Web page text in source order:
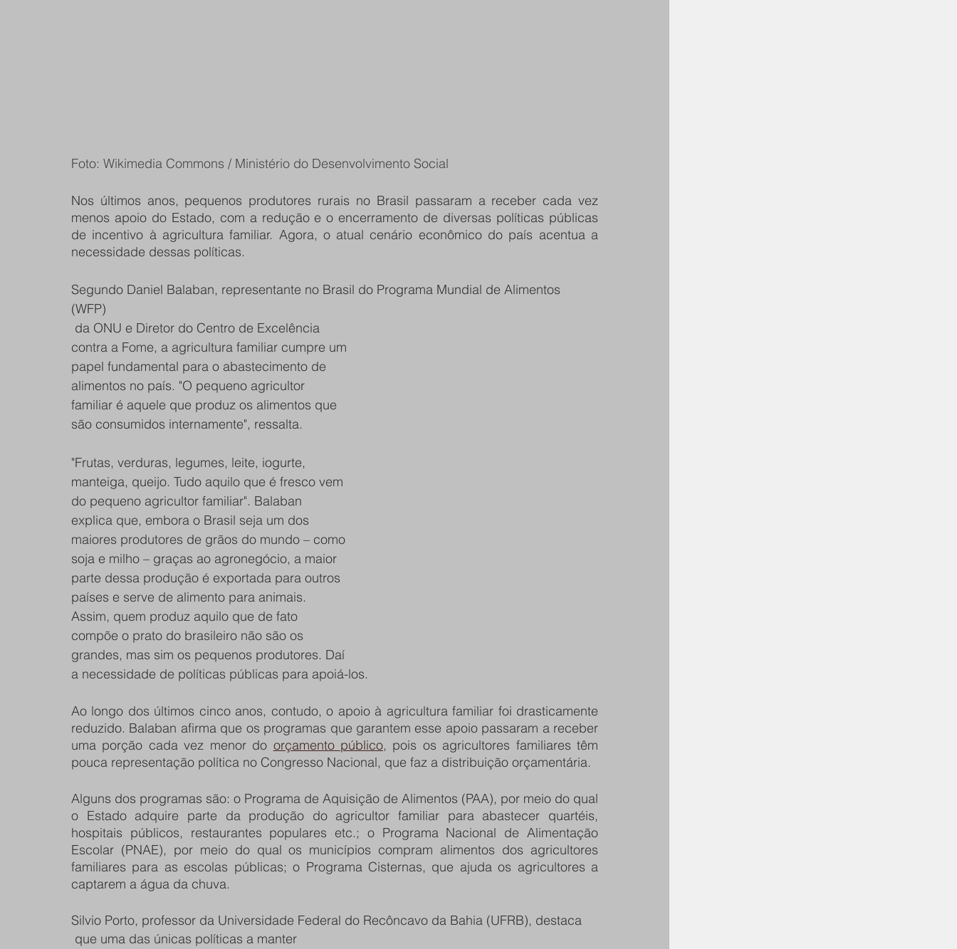
Foto: Wikimedia Commons / Ministério do Desenvolvimento Social
Nos últimos anos, pequenos produtores rurais no Brasil passaram a receber cada vez
menos apoio do Estado, com a redução e o encerramento de diversas políticas públicas
de incentivo à agricultura familiar. Agora, o atual cenário econômico do país acentua a
necessidade dessas políticas.
Segundo Daniel Balaban, representante no Brasil do Programa Mundial de Alimentos
(WFP)
contra a Fome, a agricultura familiar cumpre um
papel fundamental para o abastecimento de
alimentos no país. "O pequeno agricultor
familiar é aquele que produz os alimentos que
são consumidos internamente", ressalta.
"Frutas, verduras, legumes, leite, iogurte,
manteiga, queijo. Tudo aquilo que é fresco vem
do pequeno agricultor familiar". Balaban
explica que, embora o Brasil seja um dos
maiores produtores de grãos do mundo – como
soja e milho – graças ao agronegócio, a maior
parte dessa produção é exportada para outros
países e serve de alimento para animais.
Assim, quem produz aquilo que de fato
compõe o prato do brasileiro não são os
grandes, mas sim os pequenos produtores. Daí
a necessidade de políticas públicas para apoiá-los.
Ao longo dos últimos cinco anos, contudo, o apoio à agricultura familiar foi drasticamente
reduzido. Balaban afirma que os programas que garantem esse apoio passaram a receber
uma porção cada vez menor do orçamento público, pois os agricultores familiares têm
pouca representação política no Congresso Nacional, que faz a distribuição orçamentária.
Alguns dos programas são: o Programa de Aquisição de Alimentos (PAA), por meio do qual
o Estado adquire parte da produção do agricultor familiar para abastecer quartéis,
hospitais públicos, restaurantes populares etc.; o Programa Nacional de Alimentação
Escolar (PNAE), por meio do qual os municípios compram alimentos dos agricultores
familiares para as escolas públicas; o Programa Cisternas, que ajuda os agricultores a
captarem a água da chuva.
Silvio Porto, professor da Universidade Federal do Recôncavo da Bahia (UFRB), destaca